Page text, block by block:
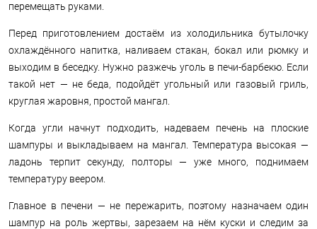
перемещать руками.
Перед приготовлением достаём из холодильника бутылочку
охлаждённого напитка, наливаем стакан, бокал или рюмку и
выходим в беседку. Нужно разжечь уголь в печи-барбекю. Если
такой нет — не беда, подойдёт угольный или газовый гриль,
круглая жаровня, простой мангал.
Когда угли начнут подходить, надеваем печень на плоские
шампуры и выкладываем на мангал. Температура высокая —
ладонь терпит секунду, полторы — уже много, поднимаем
температуру веером.
Главное в печени — не пережарить, поэтому назначаем один
шампур на роль жертвы, зарезаем на нём куски и следим за